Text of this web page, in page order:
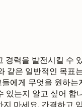
경력을 발전시킬 수
같은 일반적인 목표
에게 무엇을 원하는
있는지 알고 싶어 합
지 마세요. 간결하고